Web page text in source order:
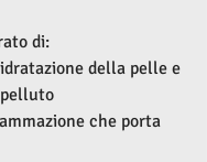
di:
della pelle e
che porta